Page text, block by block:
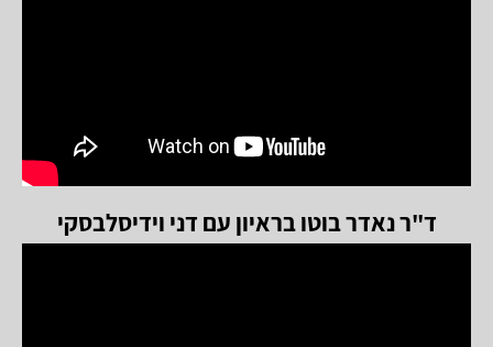
ד"ר נאדר בוטו בראיון עם דני וידיסלבסקי